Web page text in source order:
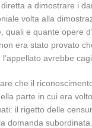
a dimostrare i
volta alla
e quante opere
era stato provato
avrebbe
che il
parte in cui era
il rigetto delle
domanda